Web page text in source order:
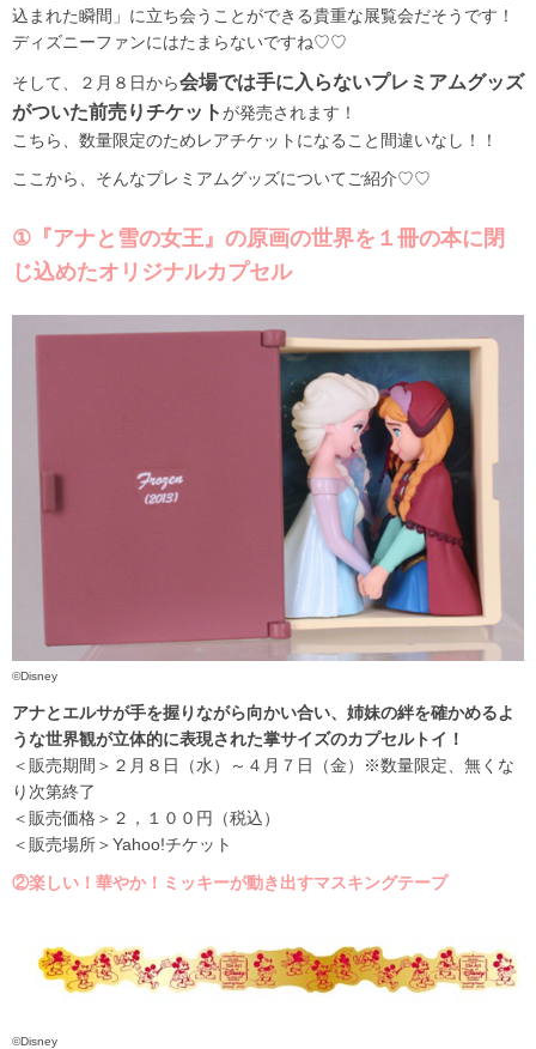
込まれた瞬間」に立ち会うことができる貴重な展覧会だそうです！
ディズニーファンにはたまらないですね♡♡
そして、２月８日から会場では手に入らないプレミアムグッズ
がついた前売りチケットが発売されます！
こちら、数量限定のためレアチケットになること間違いなし！！
ここから、そんなプレミアムグッズについてご紹介♡♡
①『アナと雪の女王』の原画の世界を１冊の本に閉
じ込めたオリジナルカプセル
©Disney
アナとエルサが手を握りながら向かい合い、姉妹の絆を確かめるよ
うな世界観が立体的に表現された掌サイズのカプセルトイ！
＜販売期間＞２月８日（水）～４月７日（金）※数量限定、無くな
り次第終了
＜販売価格＞２，１００円（税込）
＜販売場所＞Yahoo!チケット
②楽しい！華やか！ミッキーが動き出すマスキングテープ
©Disney